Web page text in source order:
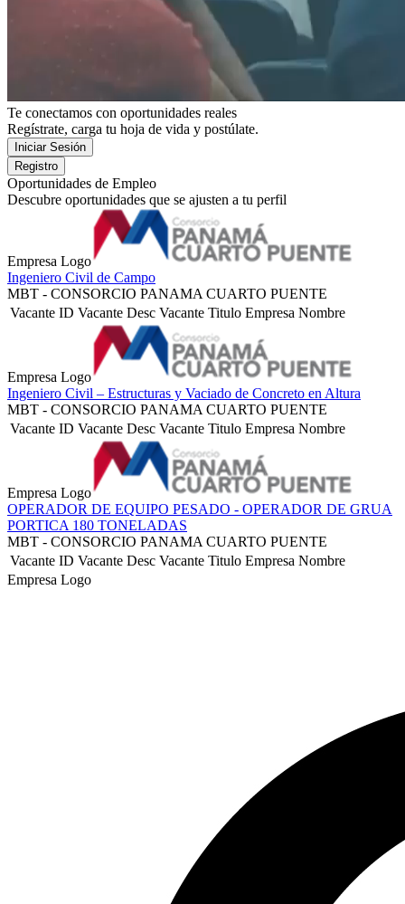
Te conectamos con oportunidades reales
Regístrate, carga tu hoja de vida y postúlate.
Oportunidades de Empleo
Descubre oportunidades que se ajusten a tu perfil
Empresa Logo
Ingeniero Civil de Campo
MBT - CONSORCIO PANAMA CUARTO PUENTE
Vacante ID Vacante Desc Vacante Titulo Empresa Nombre
Empresa Logo
Ingeniero Civil – Estructuras y Vaciado de Concreto en Altura
MBT - CONSORCIO PANAMA CUARTO PUENTE
Vacante ID Vacante Desc Vacante Titulo Empresa Nombre
Empresa Logo
OPERADOR DE EQUIPO PESADO - OPERADOR DE GRUA
PORTICA 180 TONELADAS
MBT - CONSORCIO PANAMA CUARTO PUENTE
Vacante ID Vacante Desc Vacante Titulo Empresa Nombre
Empresa Logo